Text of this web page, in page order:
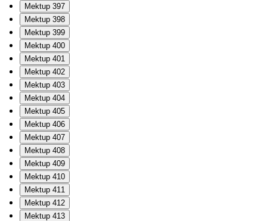
Mektup 397
Mektup 398
Mektup 399
Mektup 400
Mektup 401
Mektup 402
Mektup 403
Mektup 404
Mektup 405
Mektup 406
Mektup 407
Mektup 408
Mektup 409
Mektup 410
Mektup 411
Mektup 412
Mektup 413